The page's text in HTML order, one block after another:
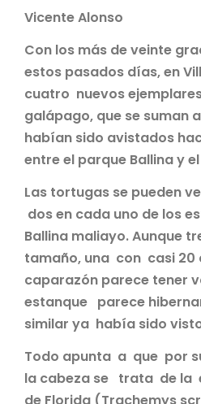
Vicente Alonso
Con los más de veinte
estos pasados días, en
cuatro nuevos
galápago, que se suman
habían sido avistados
entre el parque Ballina y
Las tortugas se pueden
dos en cada uno de los
Ballina maliayo. Aunque
tamaño, una con casi
caparazón parece tener
estanque parece
similar ya había sido
Todo apunta a que por
la cabeza se trata de
de Florida (Trachemys